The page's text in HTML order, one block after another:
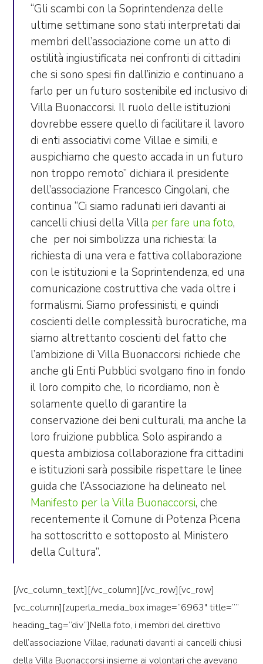
“Gli scambi con la Soprintendenza delle
ultime settimane sono stati interpretati dai
membri dell’associazione come unatto di
ostilità ingiustificata nei confronti di cittadini
che si sono spesi fin dall’inizio e continuano a
farlo per un futuro sostenibile ed inclusivo di
Villa Buonaccorsi. Il ruolo delle istituzioni
dovrebbe essere quello di facilitare il lavoro
di enti associativi come Villae e simili, e
auspichiamo che questo accada in un futuro
non troppo remoto” dichiara il presidente
dell’associazione Francesco Cingolani, che
continua “Ci siamo radunati ieri davanti ai
cancelli chiusi della Villa per fare una foto,
che per noi simbolizza una richiesta: la
richiesta di una vera e fattiva collaborazione
con le istituzioni e la Soprintendenza, ed una
comunicazione costruttiva che vada oltre i
formalismi. Siamo professinisti, e quindi
coscienti delle complessità burocratiche, ma
siamo altrettanto coscienti del fatto che
l’ambizione di Villa Buonaccorsi richiedeche
anche gli Enti Pubblici svolgano fino in fondo
il loro compito che, lo ricordiamo, non è
solamente quello di garantire la
conservazione dei beni culturali, ma anche la
loro fruizione pubblica. Solo aspirando a
questa ambiziosa collaborazione fra cittadini
e istituzioni sarà possibile rispettare le linee
guida che l’Associazione ha delineato nel
Manifesto per la Villa Buonaccorsi, che
recentemente il Comune di Potenza Picena
ha sottoscritto e sottoposto al Ministero
della Cultura”.
[/vc_column_text][/vc_column][/vc_row][vc_row]
[vc_column][zuperla_media_box image=”6963″ title=””
heading_tag=”div”]Nella foto, i membri del direttivo
dell’associazione Villae, radunati davanti ai cancelli chiusi
della Villa Buonaccorsi insieme ai volontari che avevano